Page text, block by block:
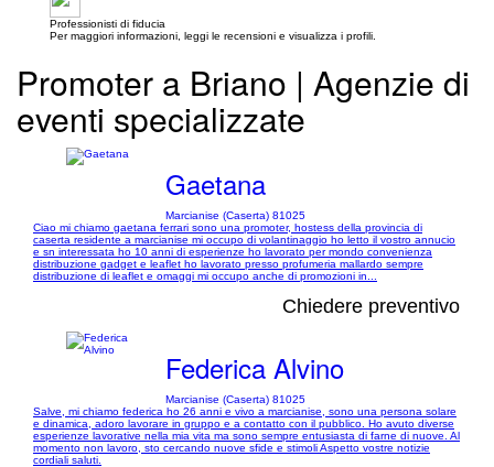
Professionisti di fiducia
Per maggiori informazioni, leggi le recensioni e visualizza i profili.
Promoter a Briano | Agenzie di
eventi specializzate
Gaetana
Marcianise (Caserta) 81025
Ciao mi chiamo gaetana ferrari sono una promoter, hostess della provincia di
caserta residente a marcianise mi occupo di volantinaggio ho letto il vostro annucio
e sn interessata ho 10 anni di esperienze ho lavorato per mondo convenienza
distribuzione gadget e leaflet ho lavorato presso profumeria mallardo sempre
distribuzione di leaflet e omaggi mi occupo anche di promozioni in...
Chiedere preventivo
Federica Alvino
Marcianise (Caserta) 81025
Salve, mi chiamo federica ho 26 anni e vivo a marcianise, sono una persona solare
e dinamica, adoro lavorare in gruppo e a contatto con il pubblico. Ho avuto diverse
esperienze lavorative nella mia vita ma sono sempre entusiasta di farne di nuove. Al
momento non lavoro, sto cercando nuove sfide e stimoli Aspetto vostre notizie
cordiali saluti.